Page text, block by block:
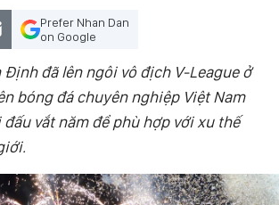
TRỊPrefer Nhan Dan
on Google
Định đã lên ngôi vô địch V-League ở
bóng đá chuyên nghiệp Việt Nam
vắt năm để phù hợp với xu thế